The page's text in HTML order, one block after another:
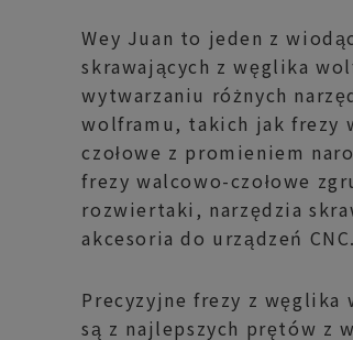
Wey Juan to jeden z
skrawających z węglika
wytwarzaniu różnych
wolframu, takich jak frezy
czołowe z promieniem
frezy walcowo-czołowe
rozwiertaki, narzędzia
akcesoria do urządzeń CNC.
Precyzyjne frezy z węglika
są z najlepszych prętów z